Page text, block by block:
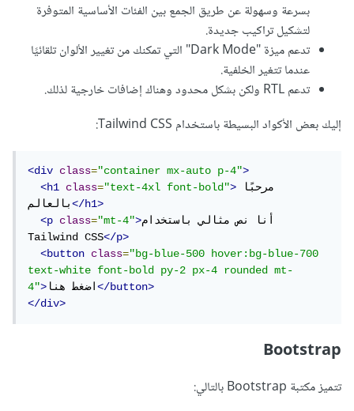
بسرعة وسهولة عن طريق الجمع بين الفئات الأساسية المتوفرة
لتشكيل تراكيب جديدة.
تدعم ميزة "Dark Mode" التي تمكنك من تغيير الألوان تلقائيًا
عندما تتغير الخلفية.
تدعم RTL ولكن بشكل محدود وهناك إضافات خارجية لذلك.
إليك بعض الأكواد البسيطة باستخدام Tailwind CSS:
<div class="container mx-auto p-4">
<h1
class="text-4xl font-bold">
بالعالم</h1>
<p
class="mt-4">أنا نص مثالي باستخدام
Tailwind CSS</p>
<button
class="bg-blue-500 hover:bg-blue-700
text-white font-bold py-2 px-4 rounded mt-
4"> اضغط هنا</button>
</div>
Bootstrap
تتميز مكتبة Bootstrap بالتالي: